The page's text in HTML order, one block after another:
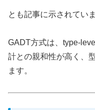
とも記事に示されていま
GADT方式は、type-
計との親和性が高く、
ます。